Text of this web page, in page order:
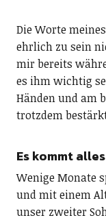
Die Worte
ehrlich zu sein
mir bereits
es ihm wichtig
Händen und am
trotzdem
Es kommt
Wenige Monate
und mit einem
unser zweiter